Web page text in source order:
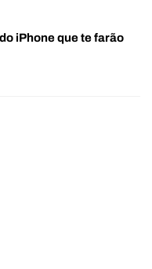
iPhone que te farão